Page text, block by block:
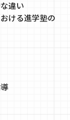
違い
ける進学塾の